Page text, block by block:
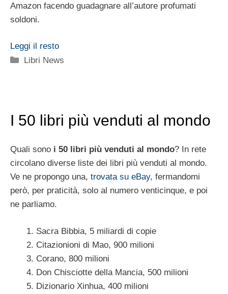
Amazon facendo guadagnare all’autore profumati
soldoni.
Leggi il resto
Categorie
Libri News
I 50 libri più venduti al mondo
Quali sono i 50 libri più venduti al mondo? In rete
circolano diverse liste dei libri più venduti al mondo.
Ve ne propongo una, trovata su eBay, fermandomi
però, per praticità, solo al numero venticinque, e poi
ne parliamo.
Sacra Bibbia, 5 miliardi di copie
Citazionioni di Mao, 900 milioni
Corano, 800 milioni
Don Chisciotte della Mancia, 500 milioni
Dizionario Xinhua, 400 milioni